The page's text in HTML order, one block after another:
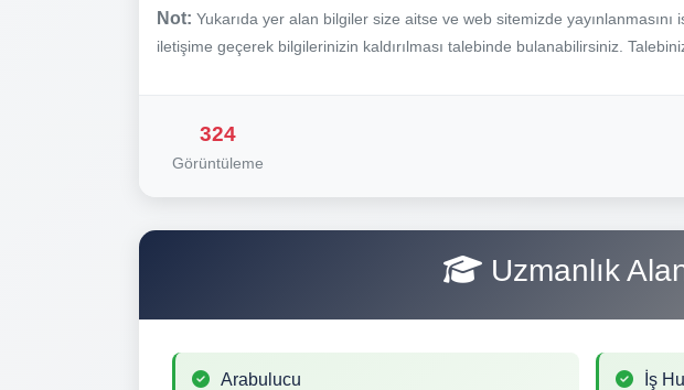
Not: Yukarıda yer alan bilgiler size aitse ve web sitemizde
iletişime geçerek bilgilerinizin kaldırılması talebinde bulanabilirsiniz.
324
Görüntüleme
Uzmanlık
Arabulucu İş